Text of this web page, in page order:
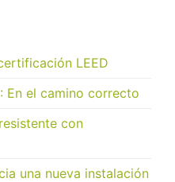
LEED
En el camino correcto
con
una nueva instalación